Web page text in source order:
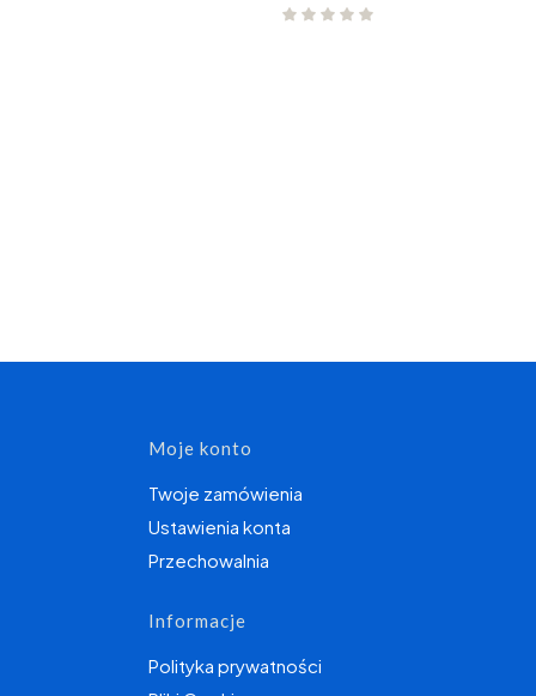
Moje konto
Twoje zamówienia
Ustawienia konta
Przechowalnia
Informacje
Polityka prywatności